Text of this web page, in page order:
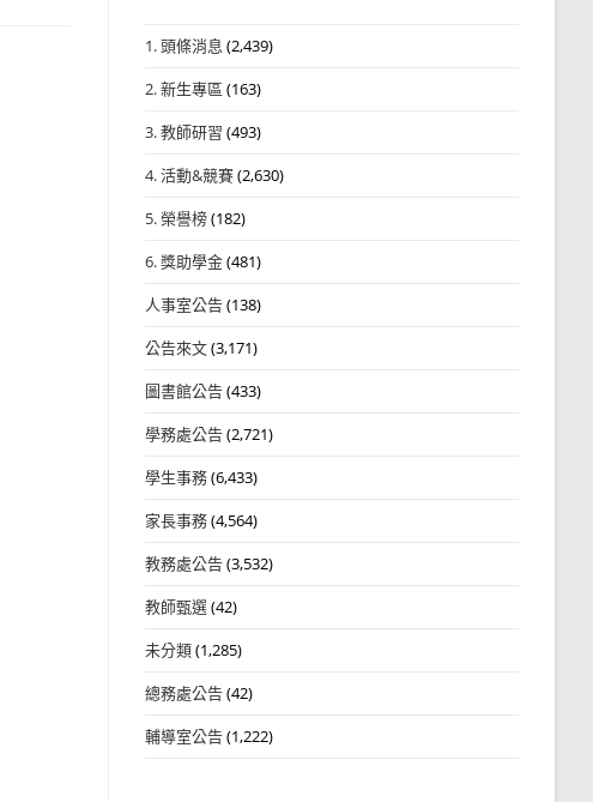
1. 頭條消息 (2,439)
2. 新生專區 (163)
3. 教師研習 (493)
4. 活動&競賽(2,630)
5. 榮譽榜(182)
6. 獎助學金(481)
人事室公告(138)
公告來文(3,171)
圖書館公告(433)
學務處公告(2,721)
學生事務(6,433)
家長事務(4,564)
教務處公告(3,532)
教師甄選(42)
未分類(1,285)
總務處公告(42)
輔導室公告(1,222)